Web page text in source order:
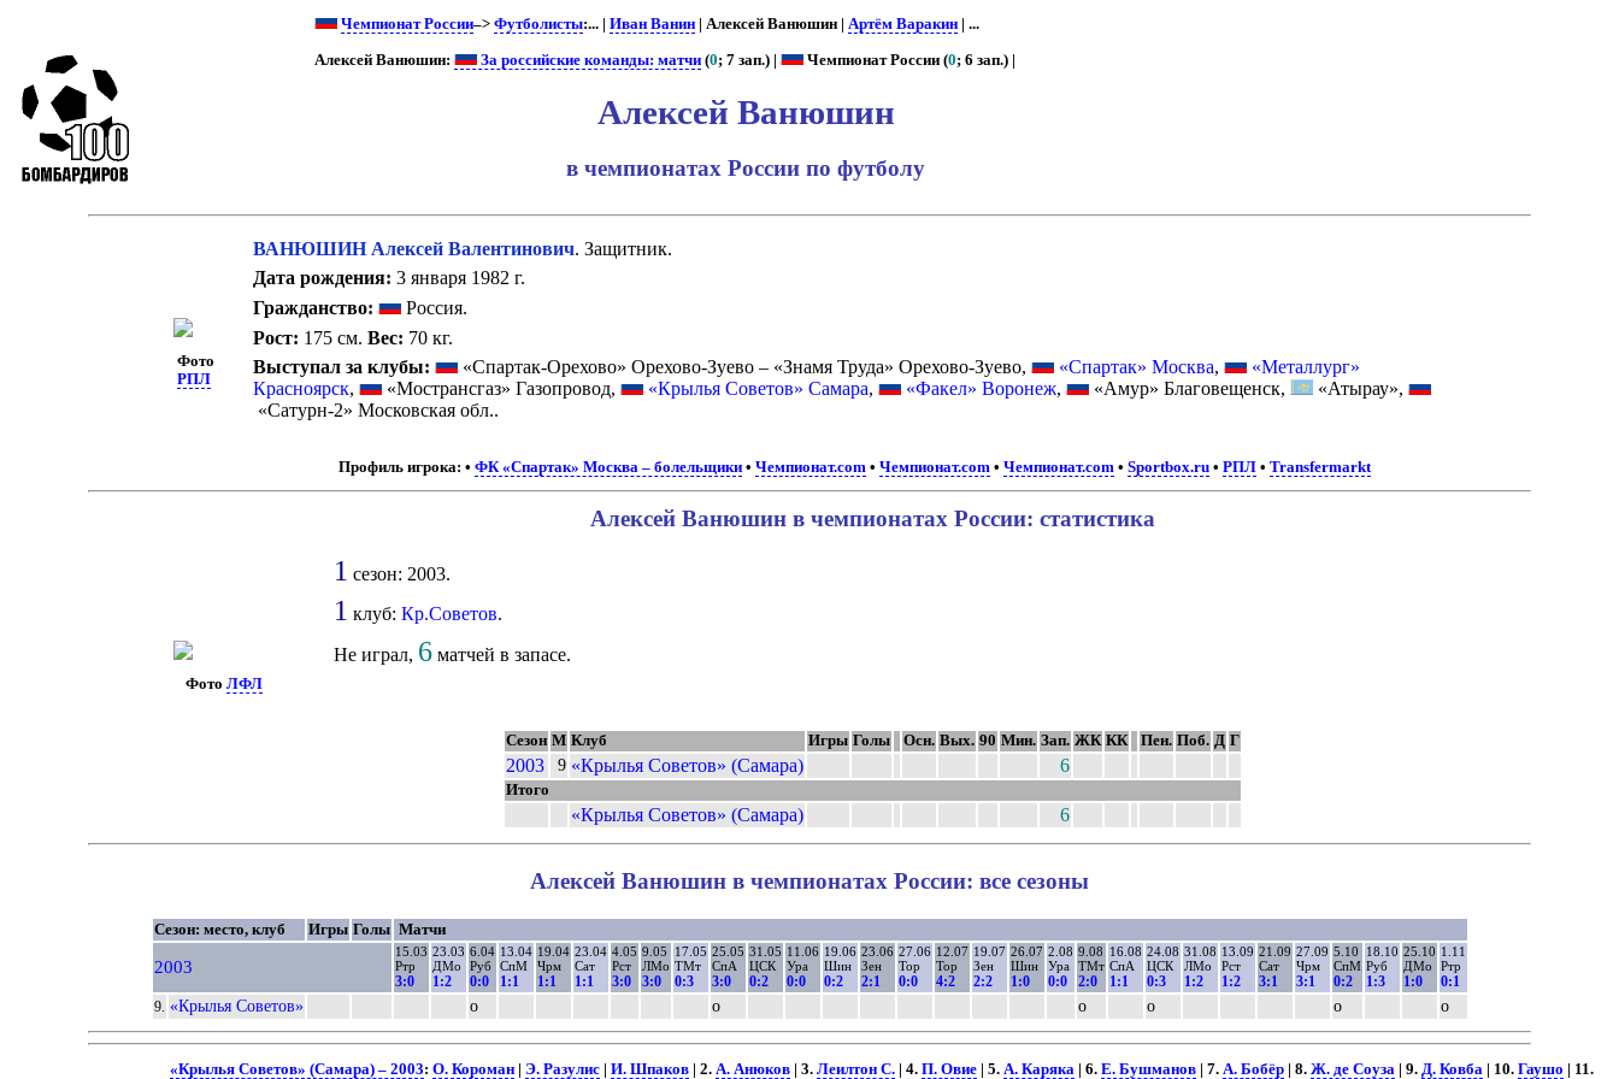
Чемпионат России–> Футболисты:... | Иван Ванин| Алексей Ванюшин | Артём Варакин| ...
Алексей Ванюшин: За российские команды: матчи(0; 7 зап.) | Чемпионат России (0; 6 зап.) |
Алексей Ванюшин
в чемпионатах России по футболу
Фото
РПЛ
ВАНЮШИН Алексей Валентинович. Защитник.
Дата рождения: 3 января 1982 г.
Гражданство:
Россия.
Рост: 175 см. Вес: 70 кг.
Выступал за клубы:
«Спартак-Орехово» Орехово-Зуево – «Знамя Труда» Орехово-Зуево, «Спартак» Москва,
«Металлург»
Красноярск, «Мострансгаз» Газопровод, «Крылья Советов» Самара, «Факел» Воронеж, «Амур» Благовещенск,
«Атырау»,
«Сатурн-2» Московская обл..
Профиль игрока: •ФК «Спартак» Москва – болельщики •Чемпионат.com •Чемпионат.com •Чемпионат.com •Sportbox.ru •РПЛ •Transfermarkt
Фото ЛФЛ
Алексей Ванюшин в чемпионатах России: статистика
1 сезон: 2003.
1 клуб: Кр.Советов.
Не играл, 6матчей в запасе.
Сезон М Клуб Игры Голы Осн. Вых. 90 Мин. Зап. ЖК КК Пен. Поб. Д Г
2003 9 «Крылья Советов» (Самара) 6
Итого
«Крылья Советов» (Самара) 6
Алексей Ванюшин в чемпионатах России: все сезоны
Сезон: место, клуб Игры Голы Матчи
2003
15.03
Ртр
3:0
23.03
ДМо
1:2
6.04
Руб
0:0
13.04
СпМ
1:1
19.04
Чрм
1:1
23.04
Сат
1:1
4.05
Рст
3:0
9.05
ЛМо
3:0
17.05
ТМт
0:3
25.05
СпА
3:0
31.05
ЦСК
0:2
11.06
Ура
0:0
19.06
Шин
0:2
23.06
Зен
2:1
27.06
Тор
0:0
12.07
Тор
4:2
19.07
Зен
2:2
26.07
Шин
1:0
2.08
Ура
0:0
9.08
ТМт
2:0
16.08
СпА
1:1
24.08
ЦСК
0:3
31.08
ЛМо
1:2
13.09
Рст
1:2
21.09
Сат
3:1
27.09
Чрм
3:1
5.10
СпМ
0:2
18.10
Руб
1:3
25.10
ДМо
1:0
1.11
Ртр
0:1
9. «Крылья Советов» о о о о о о
«Крылья Советов» (Самара) – 2003: О. Короман| Э. Разулис| И. Шпаков| 2. А. Анюков| 3. Леилтон С.| 4. П. Овие| 5. А. Каряка| 6. Е. Бушманов| 7. А. Бобёр| 8. Ж. де Соуза| 9. Д. Ковба| 10. Гаушо | 11.